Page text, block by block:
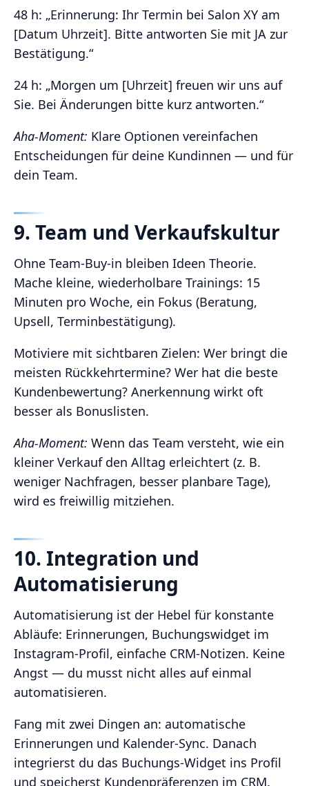
48 h: „Erinnerung: Ihr Termin bei Salon XY am
[Datum Uhrzeit]. Bitte antworten Sie mit JA zur
Bestätigung.“
24 h: „Morgen um [Uhrzeit] freuen wir uns auf
Sie. Bei Änderungen bitte kurz antworten.“
Aha‑Moment: Klare Optionen vereinfachen
Entscheidungen für deine Kundinnen — und für
dein Team.
9. Team und Verkaufskultur
Ohne Team‑Buy‑in bleiben Ideen Theorie.
Mache kleine, wiederholbare Trainings: 15
Minuten pro Woche, ein Fokus (Beratung,
Upsell, Terminbestätigung).
Motiviere mit sichtbaren Zielen: Wer bringt die
meisten Rückkehrtermine? Wer hat die beste
Kundenbewertung? Anerkennung wirkt oft
besser als Bonuslisten.
Aha‑Moment: Wenn das Team versteht, wie ein
kleiner Verkauf den Alltag erleichtert (z. B.
weniger Nachfragen, besser planbare Tage),
wird es freiwillig mitziehen.
10. Integration und
Automatisierung
Automatisierung ist der Hebel für konstante
Abläufe: Erinnerungen, Buchungswidget im
Instagram‑Profil, einfache CRM‑Notizen. Keine
Angst — du musst nicht alles auf einmal
automatisieren.
Fang mit zwei Dingen an: automatische
Erinnerungen und Kalender‑Sync. Danach
integrierst du das Buchungs‑Widget ins Profil
und speicherst Kundenpräferenzen im CRM.